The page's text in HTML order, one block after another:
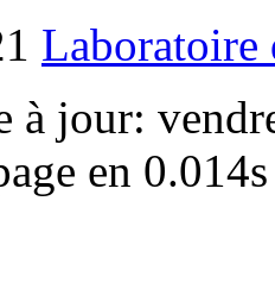
Laboratoire
à jour:
en 0.014s